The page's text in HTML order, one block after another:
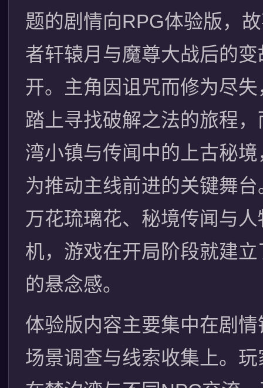
题的剧情向RPG体验版，
者轩辕月与魔尊大战后的变
开。主角因诅咒而修为尽
踏上寻找破解之法的旅程
湾小镇与传闻中的上古秘
为推动主线前进的关键舞
万花琉璃花、秘境传闻与人
机，游戏在开局阶段就建
的悬念感。
体验版内容主要集中在剧
场景调查与线索收集上。